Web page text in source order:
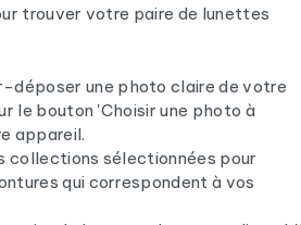
trouver votre paire de lunettes
déposer une photo claire de votre
le bouton 'Choisir une photo à
appareil.
collections sélectionnées pour
qui correspondent à vos